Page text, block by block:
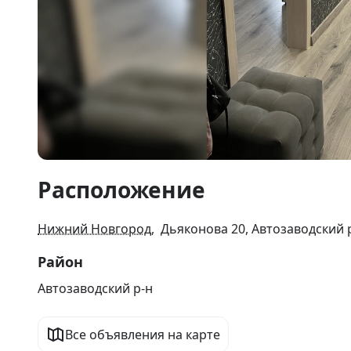
1
34
Расположение
Нижний Новгород, Дьяконова 20, Автозаводский
Район
Автозаводский р-н
Все объявления на карте